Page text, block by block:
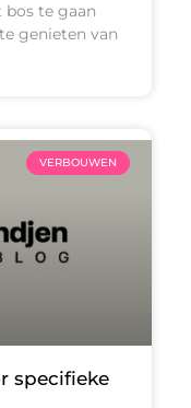
bos te gaan
genieten van
VERBOUWEN
specifieke